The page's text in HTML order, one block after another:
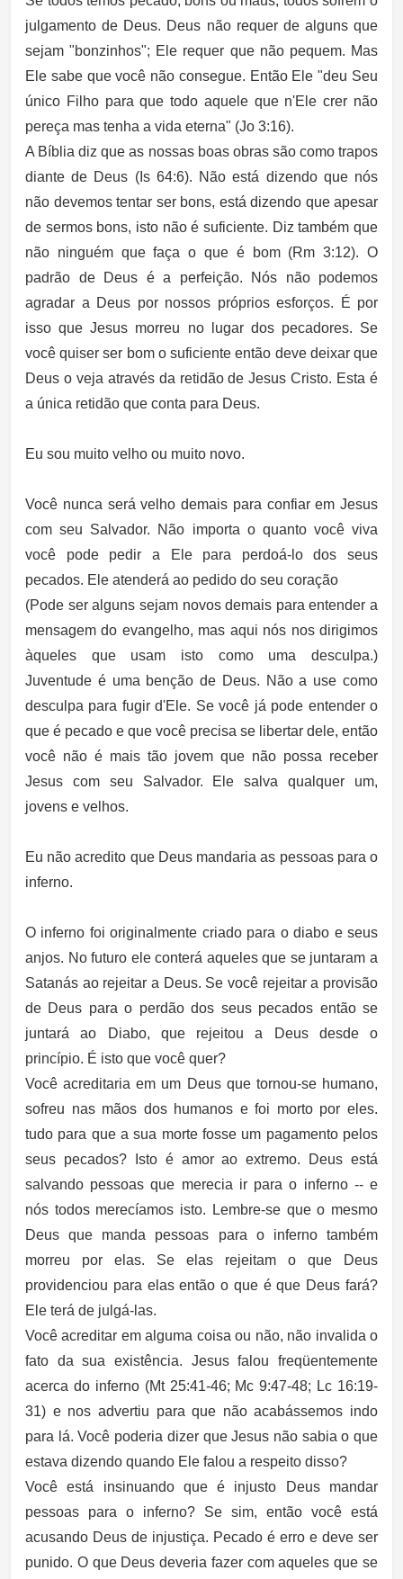
julgamento de Deus. Deus não requer de alguns que
sejam "bonzinhos"; Ele requer que não pequem. Mas
Ele sabe que você não consegue. Então Ele "deu Seu
único Filho para que todo aquele que n'Ele crer não
pereça mas tenha a vida eterna" (Jo 3:16).
A Bíblia diz que as nossas boas obras são como trapos
diante de Deus (Is 64:6). Não está dizendo que nós
não devemos tentar ser bons, está dizendo que apesar
de sermos bons, isto não é suficiente. Diz também que
não ninguém que faça o que é bom (Rm 3:12). O
padrão de Deus é a perfeição. Nós não podemos
agradar a Deus por nossos próprios esforços. É por
isso que Jesus morreu no lugar dos pecadores. Se
você quiser ser bom o suficiente então deve deixar que
Deus o veja através da retidão de Jesus Cristo. Esta é
a única retidão que conta para Deus.
Eu sou muito velho ou muito novo.
Você nunca será velho demais para confiar em Jesus
com seu Salvador. Não importa o quanto você viva
você pode pedir a Ele para perdoá-lo dos seus
pecados. Ele atenderá ao pedido do seu coração
(Pode ser alguns sejam novos demais para entender a
mensagem do evangelho, mas aqui nós nos dirigimos
àqueles que usam isto como uma desculpa.)
Juventude é uma benção de Deus. Não a use como
desculpa para fugir d'Ele. Se você já pode entender o
que é pecado e que você precisa se libertar dele, então
você não é mais tão jovem que não possa receber
Jesus com seu Salvador. Ele salva qualquer um,
jovens e velhos.
Eu não acredito que Deus mandaria as pessoas para o
inferno.
O inferno foi originalmente criado para o diabo e seus
anjos. No futuro ele conterá aqueles que se juntaram a
Satanás ao rejeitar a Deus. Se você rejeitar a provisão
de Deus para o perdão dos seus pecados então se
juntará ao Diabo, que rejeitou a Deus desde o
princípio. É isto que você quer?
Você acreditaria em um Deus que tornou-se humano,
sofreu nas mãos dos humanos e foi morto por eles.
tudo para que a sua morte fosse um pagamento pelos
seus pecados? Isto é amor ao extremo. Deus está
salvando pessoas que merecia ir para o inferno -- e
nós todos merecíamos isto. Lembre-se que o mesmo
Deus que manda pessoas para o inferno também
morreu por elas. Se elas rejeitam o que Deus
providenciou para elas então o que é que Deus fará?
Ele terá de julgá-las.
Você acreditar em alguma coisa ou não, não invalida o
fato da sua existência. Jesus falou freqüentemente
acerca do inferno (Mt 25:41-46; Mc 9:47-48; Lc 16:19-
31) e nos advertiu para que não acabássemos indo
para lá. Você poderia dizer que Jesus não sabia o que
estava dizendo quando Ele falou a respeito disso?
Você está insinuando que é injusto Deus mandar
pessoas para o inferno? Se sim, então você está
acusando Deus de injustiça. Pecado é erro e deve ser
punido. O que Deus deveria fazer com aqueles que se